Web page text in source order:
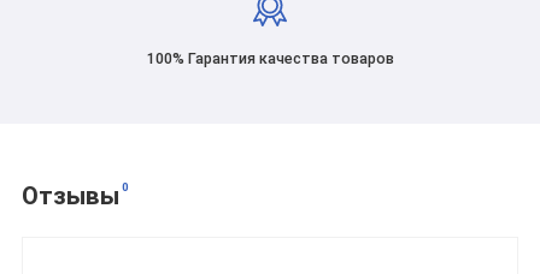
100% Гарантия качества товаров
Отзывы 0